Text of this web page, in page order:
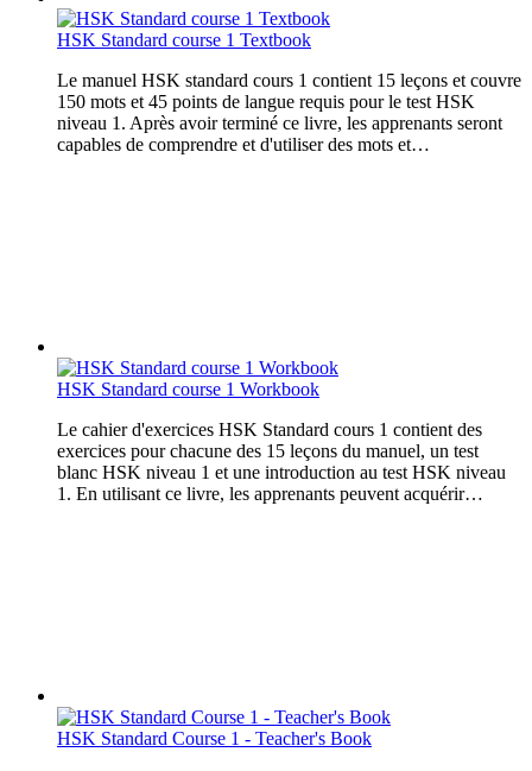
HSK Standard course 1 Textbook
Le manuel HSK standard cours 1 contient 15 leçons et couvre
150 mots et 45 points de langue requis pour le test HSK
niveau 1. Après avoir terminé ce livre, les apprenants seront
capables de comprendre et d'utiliser des mots et…
HSK Standard course 1 Workbook
Le cahier d'exercices HSK Standard cours 1 contient des
exercices pour chacune des 15 leçons du manuel, un test
blanc HSK niveau 1 et une introduction au test HSK niveau
1. En utilisant ce livre, les apprenants peuvent acquérir…
HSK Standard Course 1 - Teacher's Book